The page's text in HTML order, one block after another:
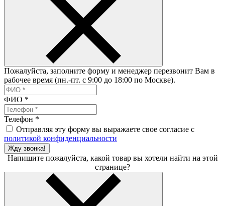
Пожалуйста, заполните форму и менеджер перезвонит Вам в
рабочее время (пн.-пт. с 9:00 до 18:00 по Москве).
ФИО *
Телефон *
Отправляя эту форму вы выражаете свое согласие с
политикой конфиденциальности
Жду звонка!
Напишите пожалуйста, какой товар вы хотели найти на этой
странице?